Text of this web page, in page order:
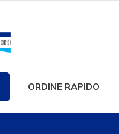
ORDINE RAPIDO